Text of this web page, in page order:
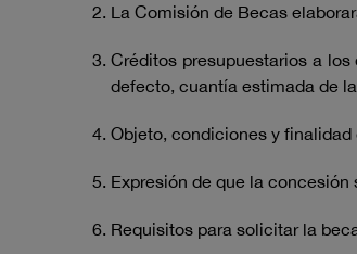
La Comisión de Becas
Créditos presupuestarios a
defecto, cuantía estimada de
Objeto, condiciones y
Expresión de que la
Requisitos para solicitar la